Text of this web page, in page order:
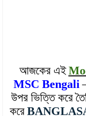
আজকের এই
MSC Bengali
উপর ভিত্তি করে
করে